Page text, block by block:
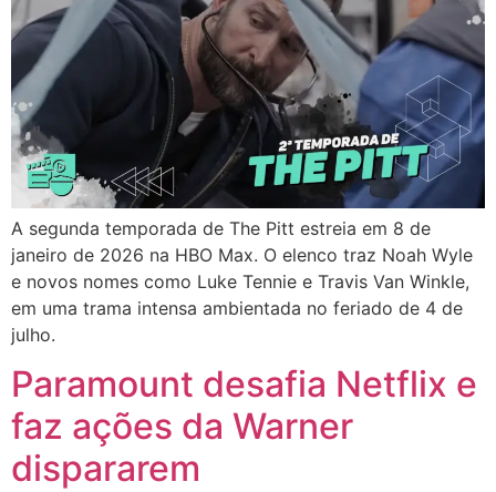
A segunda temporada de The Pitt estreia em 8 de
janeiro de 2026 na HBO Max. O elenco traz Noah Wyle
e novos nomes como Luke Tennie e Travis Van Winkle,
em uma trama intensa ambientada no feriado de 4 de
julho.
Paramount desafia Netflix e
faz ações da Warner
dispararem